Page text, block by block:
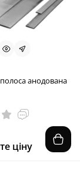
анодована
ціну